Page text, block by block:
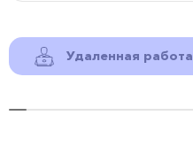
Удаленная работа